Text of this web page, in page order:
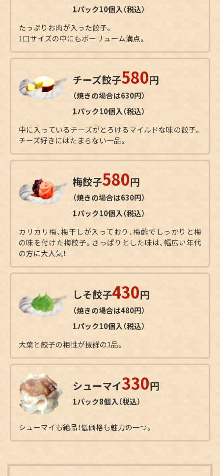
1パック10個入（税込）
たっぷりお肉が入った餃子。
1口サイズの中にもボーリューム満点。
チーズ餃子580円
（焼きの場合は630円）
1パック10個入（税込）
中に入っているチーズがとろけるマイルドな味の餃子。
チーズ好きにはたまらない一品。
梅餃子580円
（焼きの場合は630円）
1パック10個入（税込）
カリカリ梅、梅干しが入っており、梅酢でしっかりと梅
の味を付けた梅餃子。さっぱりとした味は、幅広い年代
の方に大人気！
しそ餃子430円
（焼きの場合は480円）
1パック10個入（税込）
大葉と餃子の相性が抜群の1品。
シューマイ330円
1パック8個入（税込）
シューマイも絶品！低価格も魅力の一つ。